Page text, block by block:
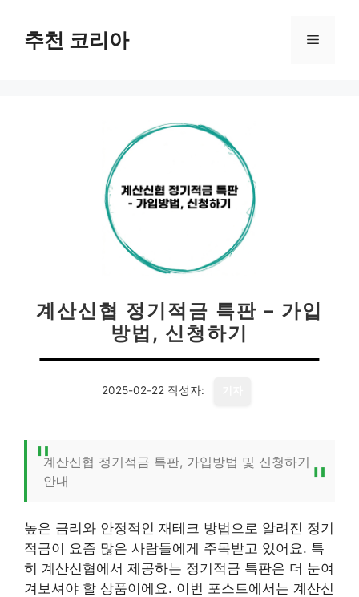
추천 코리아 메
계산신협 정기적금 특판 – 가입
방법, 신청하기
2025-02-22 작성자:
계산신협 정기적금 특판, 가입방법 및 신청하기
안내
높은 금리와 안정적인 재테크 방법으로 알려진 정기
적금이 요즘 많은 사람들에게 주목받고 있어요. 특
히 계산신협에서 제공하는 정기적금 특판은 더 눈여
겨보셔야 할 상품이에요. 이번 포스트에서는 계산신